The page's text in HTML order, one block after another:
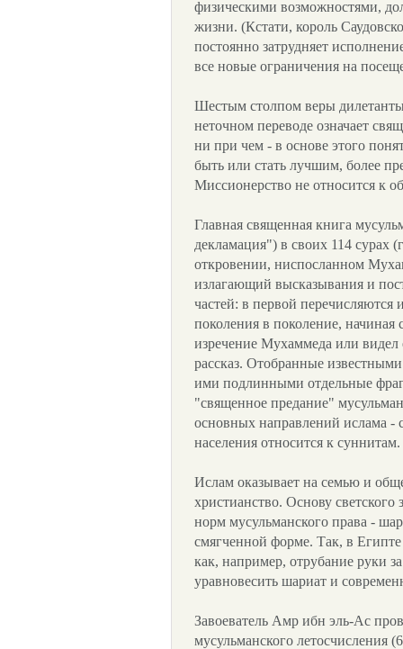
физическими возможностями,
жизни. (Кстати, король
постоянно затрудняет
все новые ограничения на
Шестым столпом веры
неточном переводе означает
ни при чем - в основе этого
быть или стать лучшим, более
Миссионерство не относится к
Главная священная книга
декламация") в своих 114 сурах
откровении, ниспосланном
излагающий высказывания и
частей: в первой
поколения в поколение,
изречение Мухаммеда или видел
рассказ. Отобранные
ими подлинными отдельные
"священное предание"
основных направлений ислама
населения относится к суннитам.
Ислам оказывает на семью и
христианство. Основу светского
норм мусульманского права -
смягченной форме. Так, в Египте
как, например, отрубание руки
уравновесить шариат и
Завоеватель Амр ибн эль-Ас
мусульманского летосчисления